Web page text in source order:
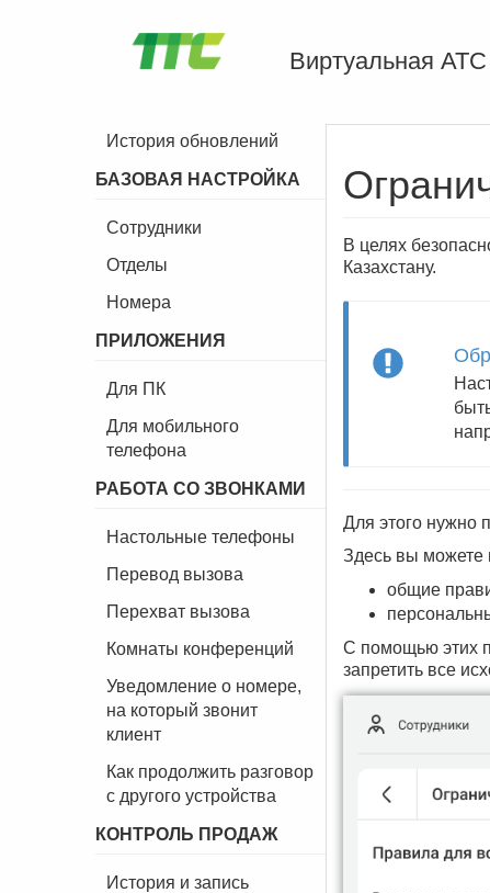
Виртуальная АТС
История обновлений
БАЗОВАЯ НАСТРОЙКА
Сотрудники
Отделы
Номера
ПРИЛОЖЕНИЯ
Для ПК
Для мобильного
телефона
РАБОТА СО ЗВОНКАМИ
Настольные телефоны
Перевод вызова
Перехват вызова
Комнаты конференций
Уведомление о номере,
на который звонит
клиент
Как продолжить разговор
с другого устройства
КОНТРОЛЬ ПРОДАЖ
История и запись
В целях
Казахстану.
Для этого нужно
Здесь вы можете
общие
С помощью этих
запретить все